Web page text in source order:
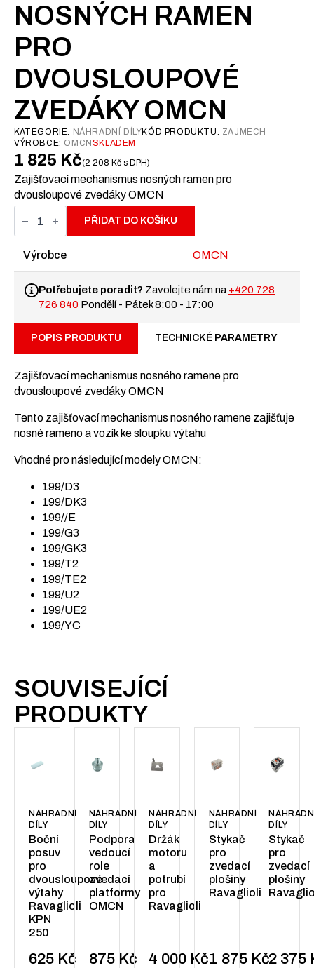
NOSNÝCH RAMEN
PRO
DVOUSLOUPOVÉ
ZVEDÁKY OMCN
KATEGORIE: NÁHRADNÍ DÍLYKÓD PRODUKTU: ZAJMECH
VÝROBCE: OMCN SKLADEM
1 825 Kč 2 208 Kč s DPH
Zajišťovací mechanismus nosných ramen pro
dvousloupové zvedáky OMCN
Zajišťovací
mechanismus
nosných
pro
OMCN
množství
PŘIDAT DO KOŠÍKU
Výrobce OMCN
Potřebujete poradit? Zavolejte nám na +420 728
726 840 Pondělí - Pátek 8:00 - 17:00
POPIS PRODUKTU TECHNICKÉ PARAMETRY
Zajišťovací mechanismus nosného ramene pro
dvousloupové zvedáky OMCN
Tento zajišťovací mechanismus nosného ramene zajišťuje
nosné rameno a vozík ke sloupku výtahu
Vhodné pro následující modely OMCN:
199/D3
199/DK3
199//E
199/G3
199/GK3
199/T2
199/TE2
199/U2
199/UE2
199/YC
SOUVISEJÍCÍ
PRODUKTY
NÁHRADNÍ
DÍLY
Boční
posuv
pro
dvousloupové
výtahy
Ravaglioli
KPN
250
625 Kč
NÁHRADNÍ
DÍLY
Podpora
vedoucí
role
zvedací
platformy
OMCN
875 Kč
NÁHRADNÍ
DÍLY
Držák
motoru
a
potrubí
pro
Ravaglioli
4 000 Kč
NÁHRADNÍ
DÍLY
Stykač
pro
zvedací
plošiny
Ravaglioli
1 875 Kč
DÍLY
Stykač
pro
zvedací
plošiny
2 375